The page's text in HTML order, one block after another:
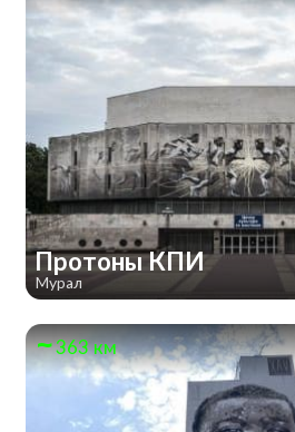
Протоны КПИ
Мурал
363 км